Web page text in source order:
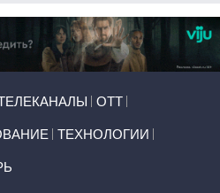
ОТТ
ТЕХНОЛОГИИ